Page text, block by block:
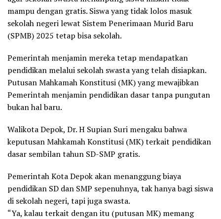
mampu dengan gratis. Siswa yang tidak lolos masuk
sekolah negeri lewat Sistem Penerimaan Murid Baru
(SPMB) 2025 tetap bisa sekolah.
Pemerintah menjamin mereka tetap mendapatkan
pendidikan melalui sekolah swasta yang telah disiapkan.
Putusan Mahkamah Konstitusi (MK) yang mewajibkan
Pemerintah menjamin pendidikan dasar tanpa pungutan
bukan hal baru.
Walikota Depok, Dr. H Supian Suri mengaku bahwa
keputusan Mahkamah Konstitusi (MK) terkait pendidikan
dasar sembilan tahun SD-SMP gratis.
Pemerintah Kota Depok akan menanggung biaya
pendidikan SD dan SMP sepenuhnya, tak hanya bagi siswa
di sekolah negeri, tapi juga swasta.
“Ya, kalau terkait dengan itu (putusan MK) memang